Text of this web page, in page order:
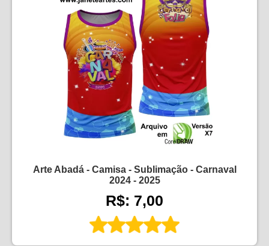
Arte Abadá - Camisa - Sublimação - Carnaval
2024 - 2025
R$: 7,00